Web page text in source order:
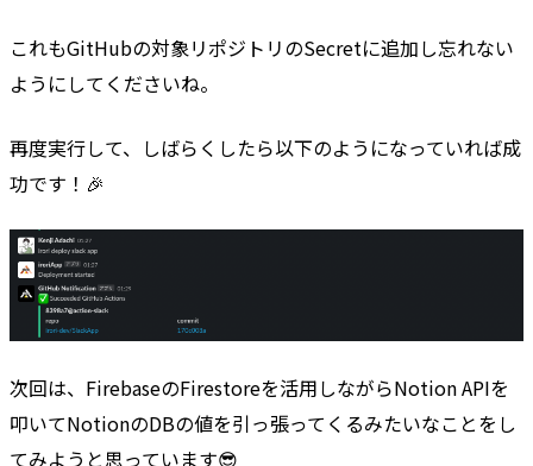
これもGitHubの対象リポジトリのSecretに追加し忘れない
ようにしてくださいね。
再度実行して、しばらくしたら以下のようになっていれば成
功です！🎉
次回は、FirebaseのFirestoreを活用しながらNotion APIを
叩いてNotionのDBの値を引っ張ってくるみたいなことをし
てみようと思っています😎